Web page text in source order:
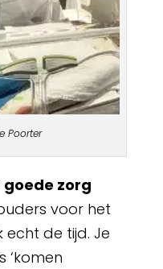
Poorter
zorg
voor het
echt de tijd. Je
‘komen